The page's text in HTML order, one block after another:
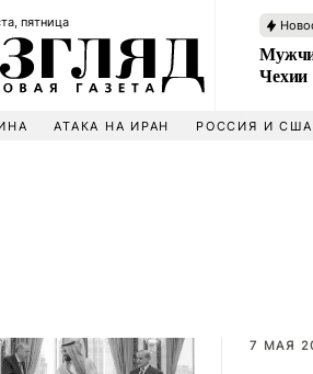
пятница
Чехии
АТАКА НА ИРАН РОССИЯ И США
7 МАЯ